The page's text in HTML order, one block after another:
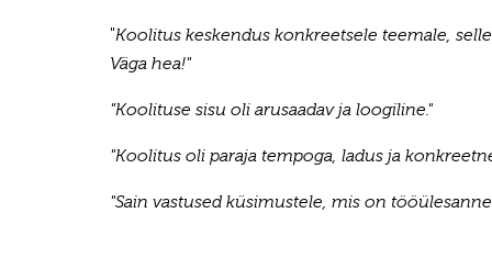
"Koolitus keskendus konkreetsele teemale,
Väga hea!"
"Koolituse sisu oli arusaadav ja loogiline."
"Koolitus oli paraja tempoga, ladus ja
"Sain vastused küsimustele, mis on